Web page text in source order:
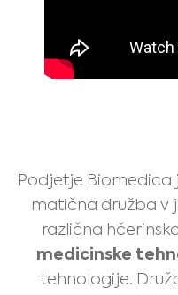
Podjetje Biomedica
matična družba v
različna
medicinske
tehnologije.